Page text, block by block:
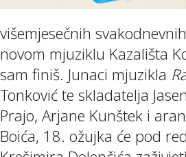
višemjesečnih
novom mjuziklu Kazališta
sam finiš. Junaci mjuzikla
Tonković te skladatelja
Prajo, Arjane Kunštek i
Boića, 18. ožujka će pod